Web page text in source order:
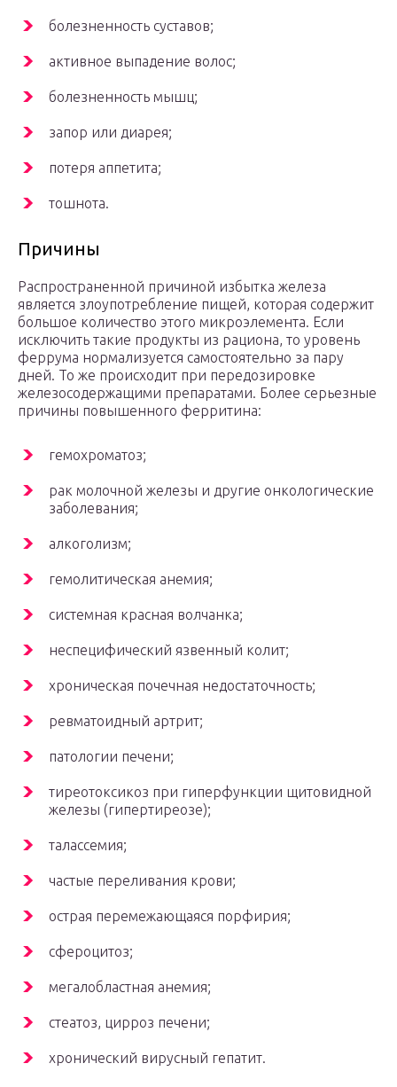
болезненность суставов;
активное выпадение волос;
болезненность мышц;
запор или диарея;
потеря аппетита;
тошнота.
Причины
Распространенной причиной избытка железа
является злоупотребление пищей, которая содержит
большое количество этого микроэлемента. Если
исключить такие продукты из рациона, то уровень
феррума нормализуется самостоятельно за пару
дней. То же происходит при передозировке
железосодержащими препаратами. Более серьезные
причины повышенного ферритина:
гемохроматоз;
рак молочной железы и другие онкологические
заболевания;
алкоголизм;
гемолитическая анемия;
системная красная волчанка;
неспецифический язвенный колит;
хроническая почечная недостаточность;
ревматоидный артрит;
патологии печени;
тиреотоксикоз при гиперфункции щитовидной
железы (гипертиреозе);
талассемия;
частые переливания крови;
острая перемежающаяся порфирия;
сфероцитоз;
мегалобластная анемия;
стеатоз, цирроз печени;
хронический вирусный гепатит.